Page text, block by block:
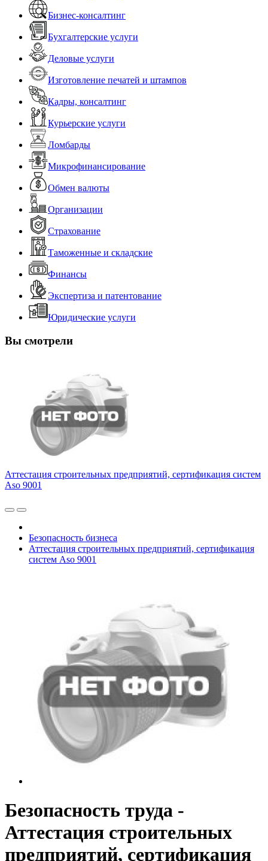
Бизнес-консалтинг
Бухгалтерские услуги
Деловые услуги
Изготовление печатей и штампов
Кадры, консалтинг
Курьерские услуги
Ломбарды
Микрофинансирование
Обмен валюты
Организации
Страхование
Таможенные и складские
Финансы
Экспертиза и патентование
Юридические услуги
Вы смотрели
Аттестация строительных предприятий, сертификация систем
Aso 9001
Безопасность бизнеса
Аттестация строительных предприятий, сертификация
систем Aso 9001
Безопасность труда -
Аттестация строительных
предприятий, сертификация